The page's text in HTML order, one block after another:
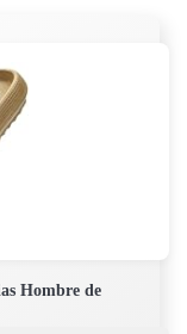
Hombre de